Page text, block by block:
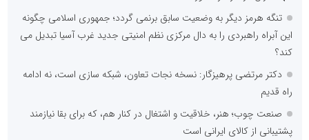
تنگه هرمز دیگر به وضعیت سابق برنمی گردد؛ جمهوری اسلامی چگونه
این آبراه راهبردی را به دال مرکزی نظم امنیتی جدید غرب آسیا تبدیل می
کند؟
دکتر مرتضی پرهیزگار: نسخه نجات تعاون، شبکه سازی است، نه ادامه
راه قدیم
صنعت چوب؛ هنر، خلاقیت و اشتغال در کنار هم، که برای بقا نیازمند
پشتیبانی از کالای ایرانی است